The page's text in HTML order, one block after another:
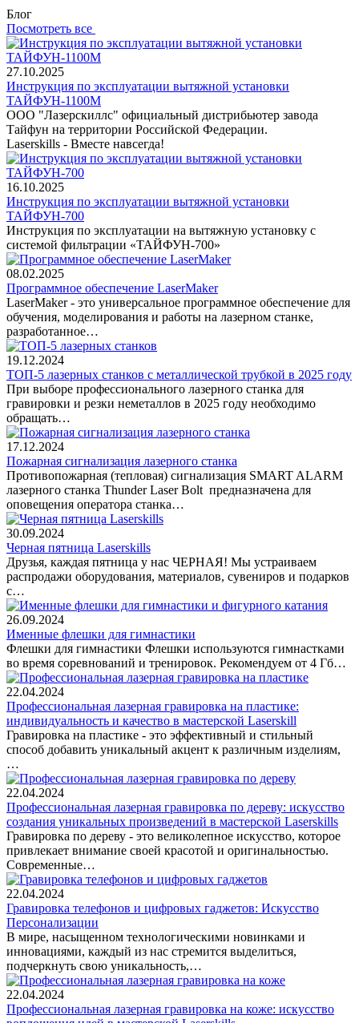
Блог
Посмотреть все
27.10.2025
Инструкция по эксплуатации вытяжной установки
ТАЙФУН-1100М
ООО "Лазерскиллс" официальный дистрибьютер завода
Тайфун на территории Российской Федерации.
Laserskills - Вместе навсегда!
16.10.2025
Инструкция по эксплуатации вытяжной установки
ТАЙФУН-700
Инструкция по эксплуатации на вытяжную установку с
системой фильтрации «ТАЙФУН-700»
08.02.2025
Программное обеспечение LaserMaker
LaserMaker - это универсальное программное обеспечение для
обучения, моделирования и работы на лазерном станке,
разработанное…
19.12.2024
ТОП-5 лазерных станков с металлической трубкой в 2025 году
При выборе профессионального лазерного станка для
гравировки и резки неметаллов в 2025 году необходимо
обращать…
17.12.2024
Пожарная сигнализация лазерного станка
Противопожарная (тепловая) сигнализация SMART ALARM
лазерного станка Thunder Laser Bolt предназначена для
оповещения оператора станка…
30.09.2024
Черная пятница Laserskills
Друзья, каждая пятница у нас ЧЕРНАЯ! Мы устраиваем
распродажи оборудования, материалов, сувениров и подарков
с…
26.09.2024
Именные флешки для гимнастики
Флешки для гимнастики Флешки используются гимнастками
во время соревнований и тренировок. Рекомендуем от 4 Гб…
22.04.2024
Профессиональная лазерная гравировка на пластике:
индивидуальность и качество в мастерской Laserskill
Гравировка на пластике - это эффективный и стильный
способ добавить уникальный акцент к различным изделиям,
…
22.04.2024
Профессиональная лазерная гравировка по дереву: искусство
создания уникальных произведений в мастерской Laserskills
Гравировка по дереву - это великолепное искусство, которое
привлекает внимание своей красотой и оригинальностью.
Современные…
22.04.2024
Гравировка телефонов и цифровых гаджетов: Искусство
Персонализации
В мире, насыщенном технологическими новинками и
инновациями, каждый из нас стремится выделиться,
подчеркнуть свою уникальность,…
22.04.2024
Профессиональная лазерная гравировка на коже: искусство